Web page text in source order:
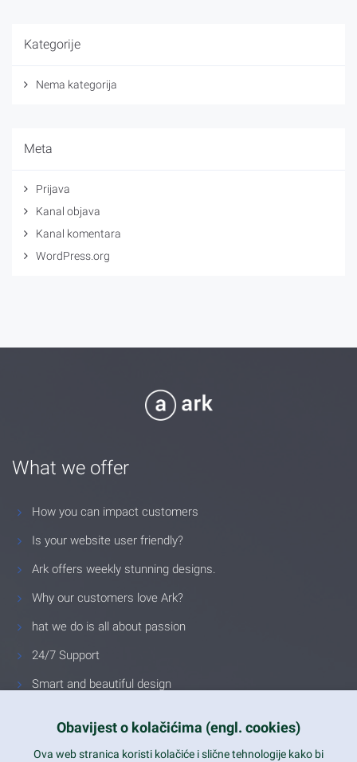
Kategorije
Nema kategorija
Meta
Prijava
Kanal objava
Kanal komentara
WordPress.org
What we offer
How you can impact customers
Is your website user friendly?
Ark offers weekly stunning designs.
Why our customers love Ark?
hat we do is all about passion
24/7 Support
Smart and beautiful design
Obavijest o kolačićima (engl. cookies)
Ova web stranica koristi kolačiće i slične tehnologije kako bi